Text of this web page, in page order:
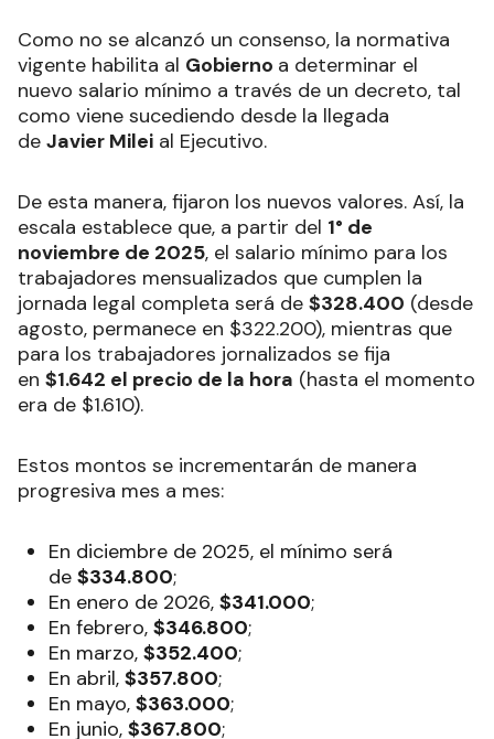
Como no se alcanzó un consenso, la normativa
vigente habilita al Gobierno a determinar el
nuevo salario mínimo a través de un decreto, tal
como viene sucediendo desde la llegada
de Javier Milei al Ejecutivo.
De esta manera, fijaron los nuevos valores. Así, la
escala establece que, a partir del 1° de
noviembre de 2025, el salario mínimo para los
trabajadores mensualizados que cumplen la
jornada legal completa será de $328.400 (desde
agosto, permanece en $322.200), mientras que
para los trabajadores jornalizados se fija
en $1.642 el precio de la hora (hasta el momento
era de $1.610).
Estos montos se incrementarán de manera
progresiva mes a mes:
En diciembre de 2025, el mínimo será
de $334.800;
En enero de 2026, $341.000;
En febrero, $346.800;
En marzo, $352.400;
En abril, $357.800;
En mayo, $363.000;
En junio, $367.800;